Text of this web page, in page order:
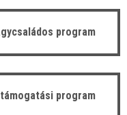
program
program